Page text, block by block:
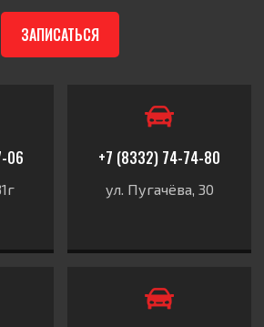
ЗАПИСАТЬСЯ
06 +7 (8332) 74-74-80
ул. Пугачёва, 30